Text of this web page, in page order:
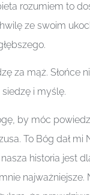
rozumiem to
ze swoim
za mąż. Słońce
i myślę.
by móc
To Bóg dał mi
historia jest
najważniejsze.